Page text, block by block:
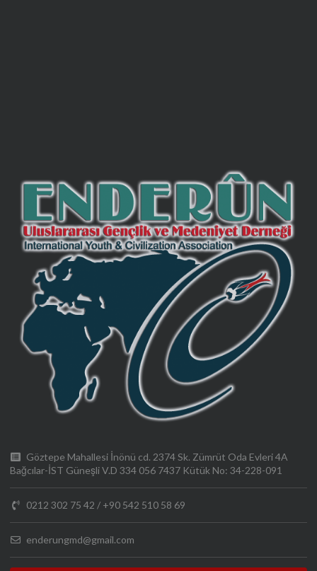
Göztepe Mahallesi İnönü cd. 2374 Sk. Zümrüt Oda Evleri 4A
Bağcılar-İST Güneşli V.D 334 056 7437 Kütük No: 34-228-091
0212 302 75 42 / +90 542 510 58 69
enderungmd@gmail.com